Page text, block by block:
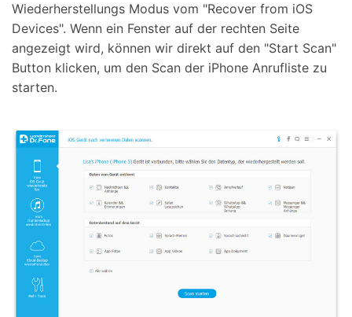
Wiederherstellungs Modus vom "Recover from iOS
Devices". Wenn ein Fenster auf der rechten Seite
angezeigt wird, können wir direkt auf den "Start Scan"
Button klicken, um den Scan der iPhone Anrufliste zu
starten.